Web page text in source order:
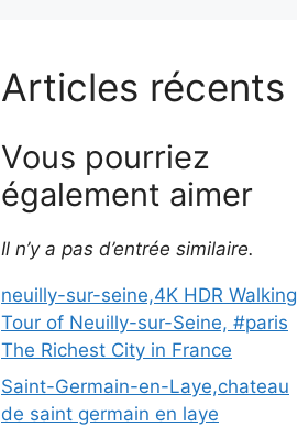
Articles récents
Vous pourriez
également aimer
Il n’y a pas d’entrée similaire.
neuilly-sur-seine,4K HDR Walking
Tour of Neuilly-sur-Seine, #paris
The Richest City in France
Saint-Germain-en-Laye,chateau
de saint germain en laye